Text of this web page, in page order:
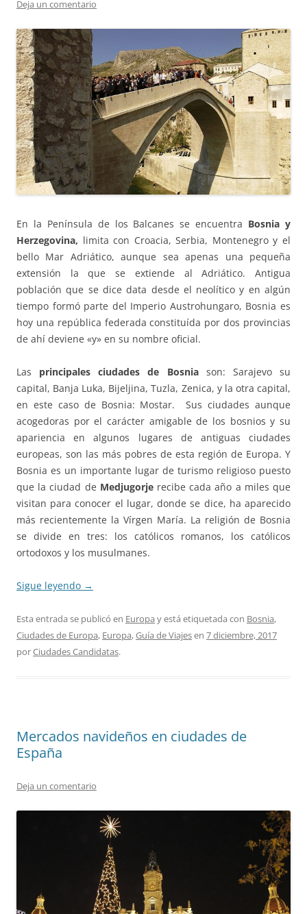
Deja un comentario
En la Península de los Balcanes se encuentra Bosnia y
Herzegovina, limita con Croacia, Serbia, Montenegro y el
bello Mar Adriático, aunque sea apenas una pequeña
extensión la que se extiende al Adriático. Antigua
población que se dice data desde el neolítico y en algún
tiempo formó parte del Imperio Austrohungaro, Bosnia es
hoy una república federada constituída por dos provincias
de ahí deviene «y» en su nombre oficial.
Las principales ciudades de Bosnia son: Sarajevo su
capital, Banja Luka, Bijeljina, Tuzla, Zenica, y la otra capital,
en este caso de Bosnia: Mostar. Sus ciudades aunque
acogedoras por el carácter amigable de los bosnios y su
apariencia en algunos lugares de antiguas ciudades
europeas, son las más pobres de esta región de Europa. Y
Bosnia es un importante lugar de turismo religioso puesto
que la ciudad de Medjugorje recibe cada año a miles que
visitan para conocer el lugar, donde se dice, ha aparecido
más recientemente la Vírgen María. La religión de Bosnia
se divide en tres: los católicos romanos, los católicos
ortodoxos y los musulmanes.
Sigue leyendo →
Esta entrada se publicó en Europa y está etiquetada con Bosnia,
Ciudades de Europa, Europa,Guía de Viajesen 7 diciembre, 2017
porCiudades Candidatas.
Mercados navideños en ciudades de
España
Deja un comentario